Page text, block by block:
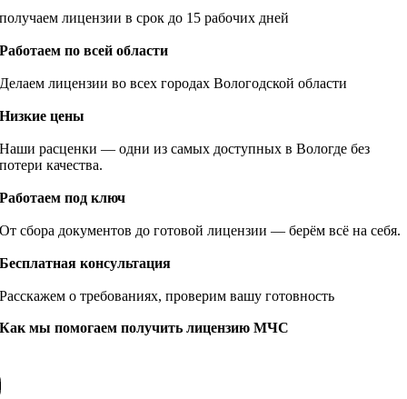
получаем лицензии в срок до 15 рабочих дней
Работаем по всей области
Делаем лицензии во всех городах Вологодской области
Низкие цены
Наши расценки — одни из самых доступных в Вологде без
потери качества.
Работаем под ключ
От сбора документов до готовой лицензии — берём всё на себя.
Бесплатная консультация
Расскажем о требованиях, проверим вашу готовность
Как мы помогаем получить лицензию МЧС